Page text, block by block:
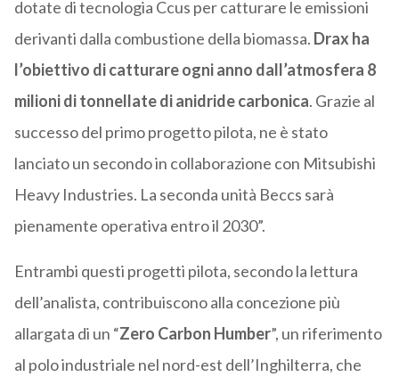
dotate di tecnologia Ccus per catturare le emissioni
derivanti dalla combustione della biomassa. Drax ha
l’obiettivo di catturare ogni anno dall’atmosfera 8
milioni di tonnellate di anidride carbonica. Grazie al
successo del primo progetto pilota, ne è stato
lanciato un secondo in collaborazione con Mitsubishi
Heavy Industries. La seconda unità Beccs sarà
pienamente operativa entro il 2030”.
Entrambi questi progetti pilota, secondo la lettura
dell’analista, contribuiscono alla concezione più
allargata di un “Zero Carbon Humber”, un riferimento
al polo industriale nel nord-est dell’Inghilterra, che